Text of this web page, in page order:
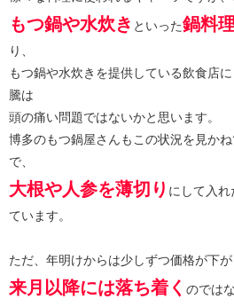
もつ鍋や水炊き といった鍋料理
り、
もつ鍋や水炊きを提供している飲食店
騰は
頭の痛い問題ではないかと思います。
博多のもつ鍋屋さんもこの状況を見かね
で、
大根や人参を薄切り にして入
ています。
ただ、年明けからは少しずつ価格が下が
来月以降には落ち着く のでは